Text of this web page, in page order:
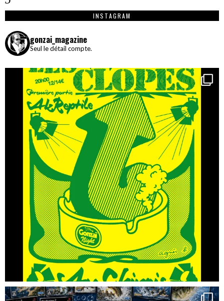
INSTAGRAM
gonzai_magazine
Seul le détail compte.